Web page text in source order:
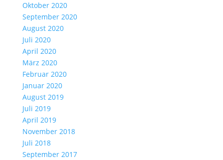
Oktober 2020
September 2020
August 2020
Juli 2020
April 2020
März 2020
Februar 2020
Januar 2020
August 2019
Juli 2019
April 2019
November 2018
Juli 2018
September 2017